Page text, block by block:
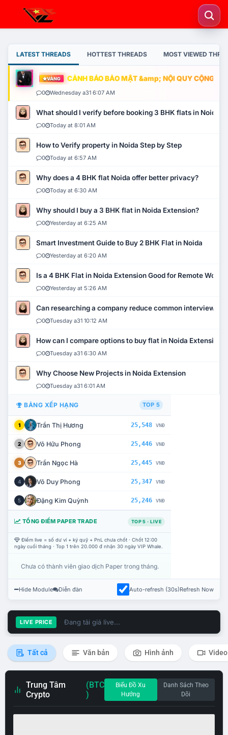
LATEST THREADS HOTTEST THREADS MOST VIEWED
VÀNG CẢNH BÁO BẢO MẬT &amp; NỘI QUY CỘNG
0 Wednesday a31 6:07 AM
What should I verify before booking 3 BHK flats in Noida?
0 Today at 8:01 AM
How to Verify property in Noida Step by Step
0 Today at 6:57 AM
Why does a 4 BHK flat Noida offer better privacy?
0 Today at 6:30 AM
Why should I buy a 3 BHK flat in Noida Extension?
0 Yesterday at 6:25 AM
Smart Investment Guide to Buy 2 BHK Flat in Noida
0 Yesterday at 6:20 AM
Is a 4 BHK Flat in Noida Extension Good for Remote Work?
0 Yesterday at 5:26 AM
Can researching a company reduce common interview
0 Tuesday a31 10:12 AM
How can I compare options to buy flat in Noida Extension?
0 Tuesday a31 6:30 AM
Why Choose New Projects in Noida Extension
0 Tuesday a31 6:01 AM
BẢNG XẾP HẠNG TOP 5
1 Trần Thị Hương 25,548 VNĐ
2 Võ Hữu Phong 25,446 VNĐ
3 Trần Ngọc Hà 25,445 VNĐ
4 Võ Duy Phong 25,347 VNĐ
5 Đặng Kim Quỳnh 25,246 VNĐ
TỔNG ĐIỂM PAPER TRADE TOP 5 · LIVE
Điểm live = số dư ví + ký quỹ + PnL chưa chốt · Chốt 12:00
ngày cuối tháng · Top 1 trên 20.000 đ nhận 30 ngày VIP Whale.
Chưa có thành viên giao dịch Paper trong tháng.
Hide Module Diễn đàn Auto-refresh (30s)Refresh Now
LIVE PRICE Đang tải giá live...
Tất cả Văn bản Hình ảnh Video
Trung Tâm
Crypto
(BTC
)
Biểu Đồ Xu
Hướng
Danh Sách Theo
Dõi